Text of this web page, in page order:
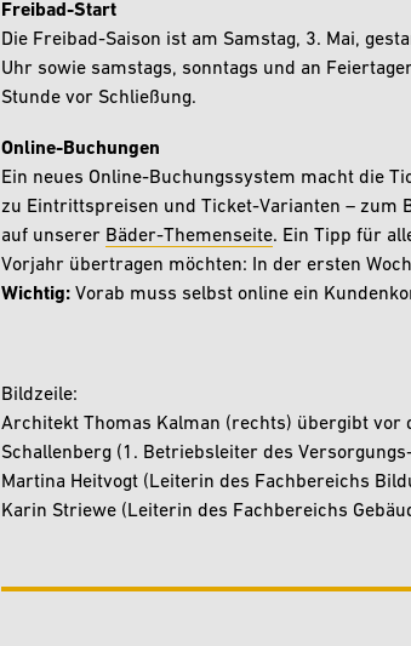
Freibad-Start
Die Freibad-Saison ist am Samstag, 3. Mai,
Uhr sowie samstags, sonntags und an
Stunde vor Schließung.
Online-Buchungen
Ein neues Online-Buchungssystem macht die
zu Eintrittspreisen und Ticket-Varianten – zum
auf unserer Bäder-Themenseite. Ein Tipp für
Vorjahr übertragen möchten: In der ersten
Wichtig:Vorab muss selbst online ein
Bildzeile:
Architekt Thomas Kalman (rechts) übergibt vor
Schallenberg (1. Betriebsleiter des
Martina Heitvogt (Leiterin des Fachbereichs
Karin Striewe (Leiterin des Fachbereichs